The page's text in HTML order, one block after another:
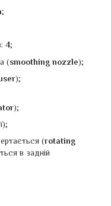
;
4;
(smoothing nozzle);
);
);
(​rotating
в задній